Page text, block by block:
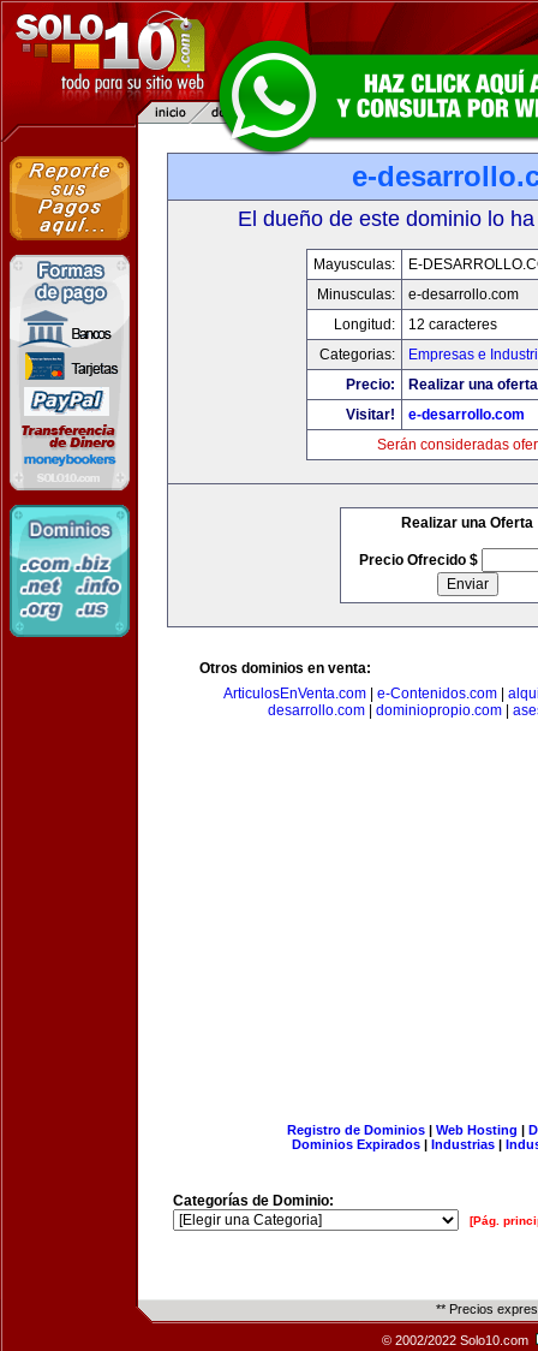
e-
El dueño de este dominio lo
Mayusculas:
E-
Minusculas:
e-desarrollo.com
Longitud:
12 caracteres
Categorias:
Empresas e
Precio:
Realizar una
Visitar!
e-desarrollo.com
Serán consideradas
Realizar una Oferta
Precio Ofrecido $
Otros dominios en venta:
ArticulosEnVenta.com| e-Contenidos.com|
desarrollo.com| dominiopropio.com|
Registro de Dominios| Web Hosting |
Dominios Expirados | Industrias |
Categorías de Dominio:
[Pág.
** Precios
© 2002/2022 Solo10.com